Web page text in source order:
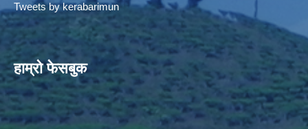
Tweets by kerabarimun
हाम्रो फेसबुक